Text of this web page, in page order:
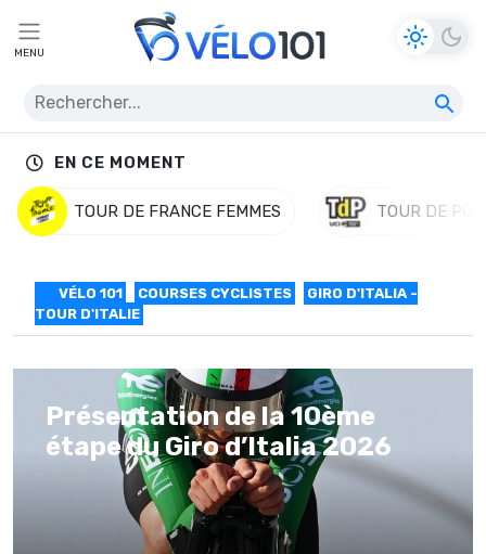
MENU
EN CE MOMENT
TOUR DE FRANCE FEMMES TOUR DE
VÉLO 101 COURSES CYCLISTES
GIRO D'ITALIA -
TOUR D'ITALIE
Présentation de la 10ème
étape du Giro d’Italia 2026